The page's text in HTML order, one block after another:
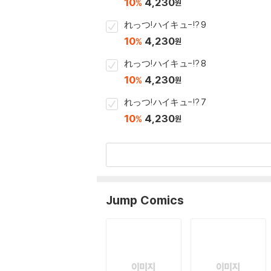
% 원
れっつ!ハイキュ-!? 9
10% 4,230원
れっつ!ハイキュ-!? 8
10% 4,230원
れっつ!ハイキュ-!? 7
10% 4,230원
Jump Comics